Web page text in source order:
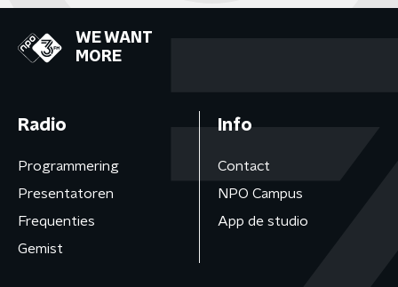
WE WANT
MORE
Radio
Programmering
Presentatoren
Frequenties
Gemist
Info
Contact
NPO Campus
App de studio